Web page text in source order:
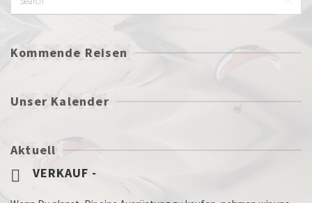
Kommende Reisen
Unser Kalender
Aktuell
VERKAUF -